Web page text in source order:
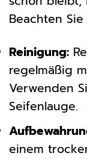
Beachten
Reinigung:
regelmäßig
Verwenden
Seifenlauge.
einem